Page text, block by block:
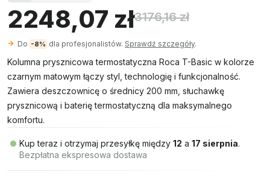
2248,07 zł3176,16 zł
Do -8% dla profesjonalistów. Sprawdź szczegóły.
Kolumna prysznicowa termostatyczna Roca T-Basic w kolorze
czarnym matowym łączy styl, technologię i funkcjonalność.
Zawiera deszczownicę o średnicy 200 mm, słuchawkę
prysznicową i baterię termostatyczną dla maksymalnego
komfortu.
Kup teraz i otrzymaj przesyłkę między 12 a 17 sierpnia.
Bezpłatna ekspresowa dostawa